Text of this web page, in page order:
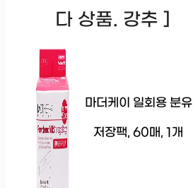
다 상품. 강추 ]
마더케이 일회용 분유
저장팩, 60매, 1개